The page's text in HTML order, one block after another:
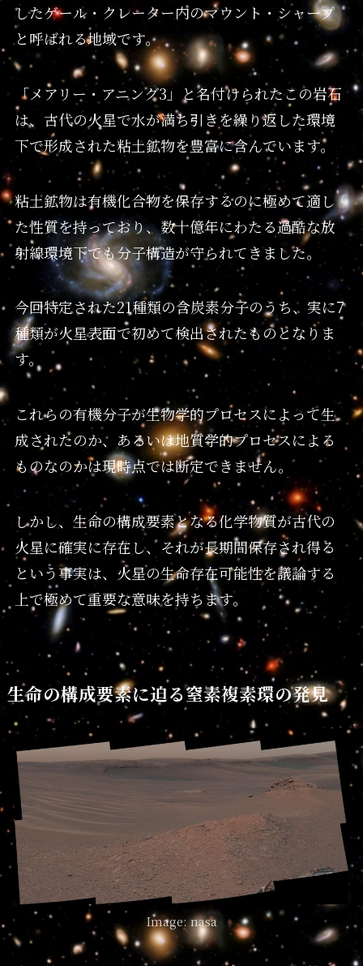
したゲール・クレーター内のマウント・シャープ
と呼ばれる地域です。
「メアリー・アニング3」と名付けられたこの岩石
は、古代の火星で水が満ち引きを繰り返した環境
下で形成された粘土鉱物を豊富に含んでいます。
粘土鉱物は有機化合物を保存するのに極めて適し
た性質を持っており、数十億年にわたる過酷な放
射線環境下でも分子構造が守られてきました。
今回特定された21種類の含炭素分子のうち、実に7
種類が火星表面で初めて検出されたものとなりま
す。
これらの有機分子が生物学的プロセスによって生
成されたのか、あるいは地質学的プロセスによる
ものなのかは現時点では断定できません。
しかし、生命の構成要素となる化学物質が古代の
火星に確実に存在し、それが長期間保存され得る
という事実は、火星の生命存在可能性を議論する
上で極めて重要な意味を持ちます。
生命の構成要素に迫る窒素複素環の発見
Image: nasa